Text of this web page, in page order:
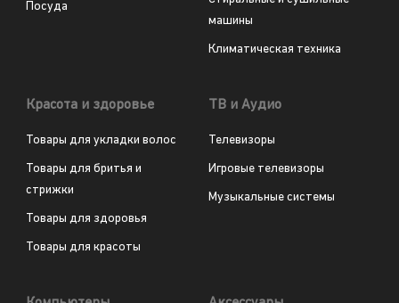
Посуда
машины
Климатическая техника
Красота и здоровье
Товары для укладки волос
Товары для бритья и
стрижки
Товары для здоровья
Товары для красоты
ТВ и Аудио
Телевизоры
Игровые телевизоры
Музыкальные системы